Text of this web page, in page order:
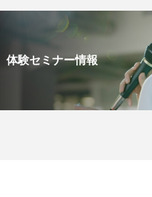
体験セミナー情報